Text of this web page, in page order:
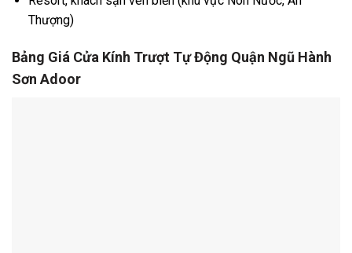
Thượng)
Bảng Giá Cửa Kính Trượt Tự Động Quận Ngũ Hành
Sơn Adoor